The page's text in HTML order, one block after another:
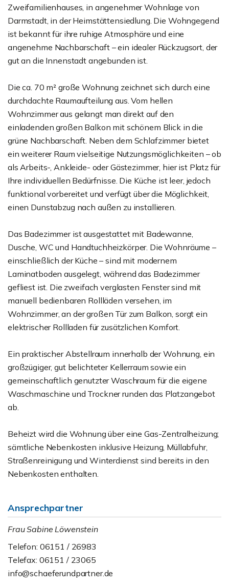
Zweifamilienhauses, in angenehmer Wohnlage von
Darmstadt, in der Heimstättensiedlung. Die Wohngegend
ist bekannt für ihre ruhige Atmosphäre und eine
angenehme Nachbarschaft – ein idealer Rückzugsort, der
gut an die Innenstadt angebunden ist.
Die ca. 70 m² große Wohnung zeichnet sich durch eine
durchdachte Raumaufteilung aus. Vom hellen
Wohnzimmer aus gelangt man direkt auf den
einladenden großen Balkon mit schönem Blick in die
grüne Nachbarschaft. Neben dem Schlafzimmer bietet
ein weiterer Raum vielseitige Nutzungsmöglichkeiten – ob
als Arbeits-, Ankleide- oder Gästezimmer, hier ist Platz für
Ihre individuellen Bedürfnisse. Die Küche ist leer, jedoch
funktional vorbereitet und verfügt über die Möglichkeit,
einen Dunstabzug nach außen zu installieren.
Das Badezimmer ist ausgestattet mit Badewanne,
Dusche, WC und Handtuchheizkörper. Die Wohnräume –
einschließlich der Küche – sind mit modernem
Laminatboden ausgelegt, während das Badezimmer
gefliest ist. Die zweifach verglasten Fenster sind mit
manuell bedienbaren Rollläden versehen, im
Wohnzimmer, an der großen Tür zum Balkon, sorgt ein
elektrischer Rollladen für zusätzlichen Komfort.
Ein praktischer Abstellraum innerhalb der Wohnung, ein
großzügiger, gut belichteter Kellerraum sowie ein
gemeinschaftlich genutzter Waschraum für die eigene
Waschmaschine und Trockner runden das Platzangebot
ab.
Beheizt wird die Wohnung über eine Gas-Zentralheizung;
sämtliche Nebenkosten inklusive Heizung, Müllabfuhr,
Straßenreinigung und Winterdienst sind bereits in den
Nebenkosten enthalten.
Ansprechpartner
Frau Sabine Löwenstein
Telefon: 06151 / 26983
Telefax: 06151 / 23065
info@schaeferundpartner.de